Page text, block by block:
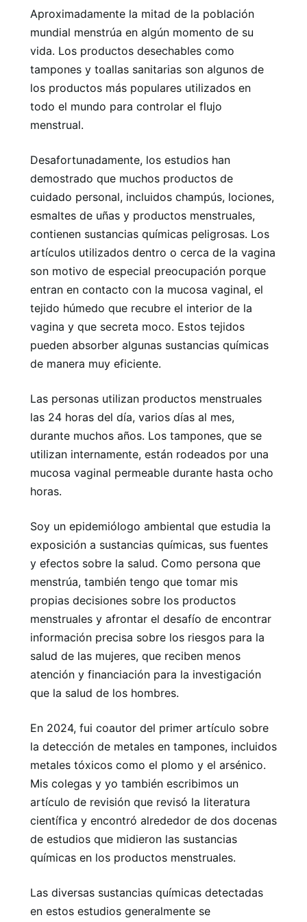
Aproximadamente la mitad de la población
mundial menstrúa en algún momento de su
vida. Los productos desechables como
tampones y toallas sanitarias son algunos de
los productos más populares utilizados en
todo el mundo para controlar el flujo
menstrual.
Desafortunadamente, los estudios han
demostrado que muchos productos de
cuidado personal, incluidos champús, lociones,
esmaltes de uñas y productos menstruales,
contienen sustancias químicas peligrosas. Los
artículos utilizados dentro o cerca de la vagina
son motivo de especial preocupación porque
entran en contacto con la mucosa vaginal, el
tejido húmedo que recubre el interior de la
vagina y que secreta moco. Estos tejidos
pueden absorber algunas sustancias químicas
de manera muy eficiente.
Las personas utilizan productos menstruales
las 24 horas del día, varios días al mes,
durante muchos años. Los tampones, que se
utilizan internamente, están rodeados por una
mucosa vaginal permeable durante hasta ocho
horas.
Soy un epidemiólogo ambiental que estudia la
exposición a sustancias químicas, sus fuentes
y efectos sobre la salud. Como persona que
menstrúa, también tengo que tomar mis
propias decisiones sobre los productos
menstruales y afrontar el desafío de encontrar
información precisa sobre los riesgos para la
salud de las mujeres, que reciben menos
atención y financiación para la investigación
que la salud de los hombres.
En 2024, fui coautor del primer artículo sobre
la detección de metales en tampones, incluidos
metales tóxicos como el plomo y el arsénico.
Mis colegas y yo también escribimos un
artículo de revisión que revisó la literatura
científica y encontró alrededor de dos docenas
de estudios que midieron las sustancias
químicas en los productos menstruales.
Las diversas sustancias químicas detectadas
en estos estudios generalmente se